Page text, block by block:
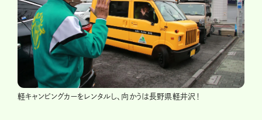
軽キャンピングカーをレンタルし、向かうは長野県軽井沢！